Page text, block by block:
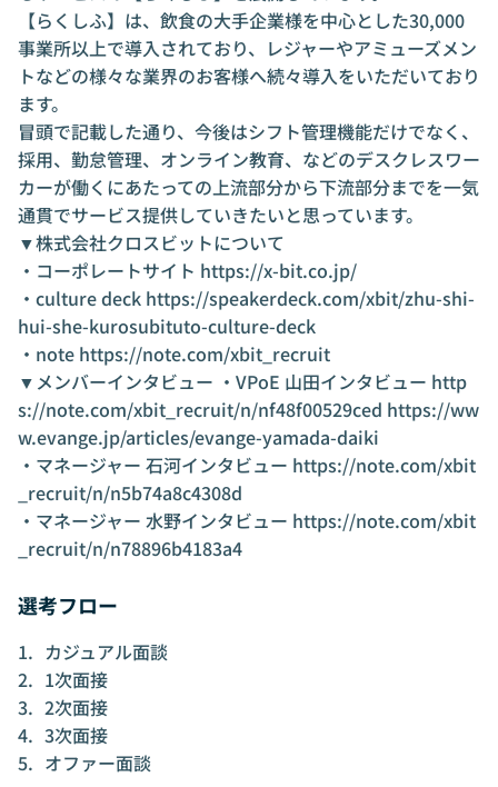
【らくしふ】は、飲食の大手企業様を中心とした30,000
事業所以上で導入されており、レジャーやアミューズメン
トなどの様々な業界のお客様へ続々導入をいただいており
ます。
冒頭で記載した通り、今後はシフト管理機能だけでなく、
採用、勤怠管理、オンライン教育、などのデスクレスワー
カーが働くにあたっての上流部分から下流部分までを一気
通貫でサービス提供していきたいと思っています。
▼株式会社クロスビットについて
・コーポレートサイト https://x-bit.co.jp/
・culture deck https://speakerdeck.com/xbit/zhu-shi-
hui-she-kurosubituto-culture-deck
・note https://note.com/xbit_recruit
▼メンバーインタビュー ・VPoE 山田インタビュー http
s://note.com/xbit_recruit/n/nf48f00529ced https://ww
w.evange.jp/articles/evange-yamada-daiki
・マネージャー 石河インタビュー https://note.com/xbit
_recruit/n/n5b74a8c4308d
・マネージャー 水野インタビュー https://note.com/xbit
_recruit/n/n78896b4183a4
選考フロー
カジュアル面談
1次面接
2次面接
3次面接
オファー面談